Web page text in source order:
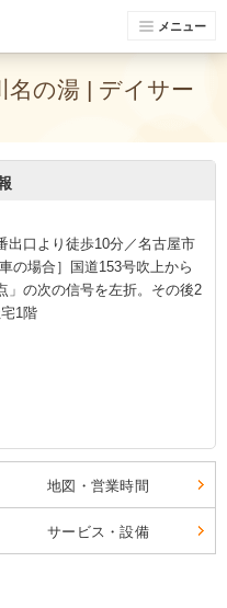
メニュー
名の湯 | デイサー
出口より徒歩10分／名古屋市
の場合］国道153号吹上から
」の次の信号を左折。その後2
1階
地図・営業時間
サービス・設備